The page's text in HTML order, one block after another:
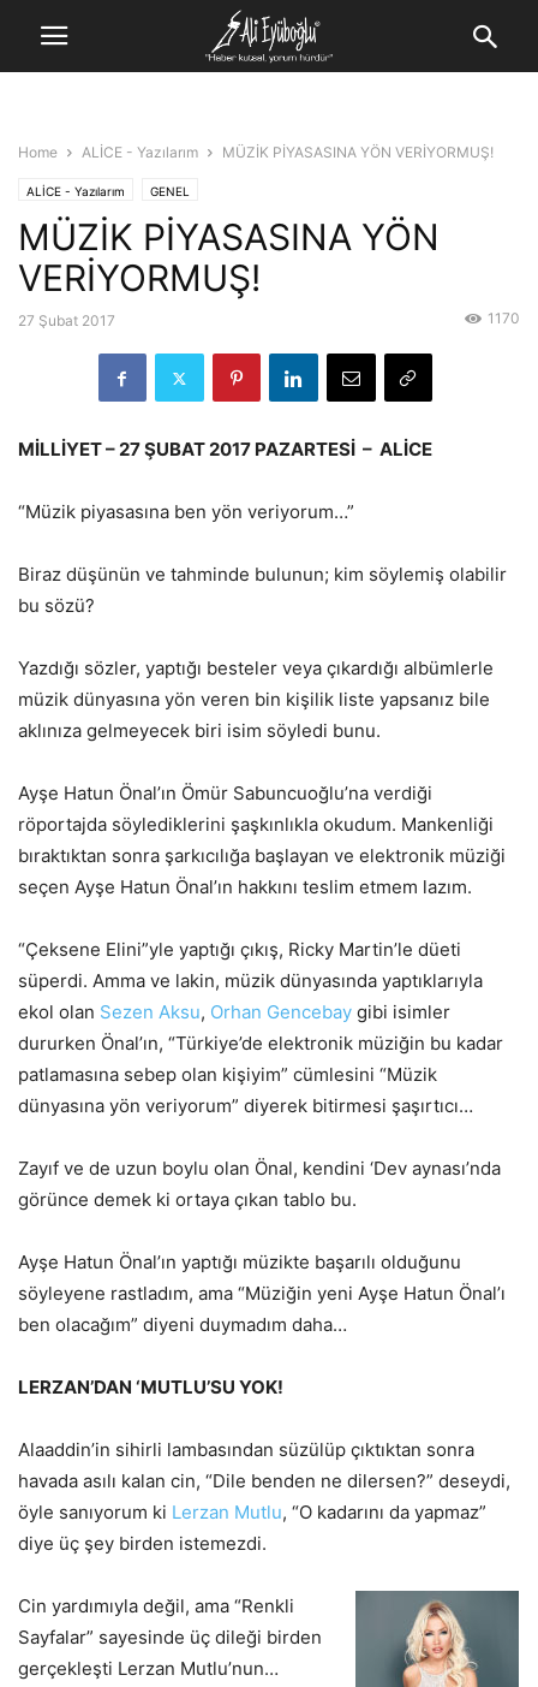
Home ALİCE - Yazılarım MÜZİK PİYASASINA YÖN VERİYORMUŞ!
ALİCE - Yazılarım GENEL
MÜZİK PİYASASINA YÖN
VERİYORMUŞ!
27 Şubat 2017 1170
MİLLİYET – 27 ŞUBAT 2017 PAZARTESİ – ALİCE
“Müzik piyasasına ben yön veriyorum…”
Biraz düşünün ve tahminde bulunun; kim söylemiş olabilir
bu sözü?
Yazdığı sözler, yaptığı besteler veya çıkardığı albümlerle
müzik dünyasına yön veren bin kişilik liste yapsanız bile
aklınıza gelmeyecek biri isim söyledi bunu.
Ayşe Hatun Önal’ın Ömür Sabuncuoğlu’na verdiği
röportajda söylediklerini şaşkınlıkla okudum. Mankenliği
bıraktıktan sonra şarkıcılığa başlayan ve elektronik müziği
seçen Ayşe Hatun Önal’ın hakkını teslim etmem lazım.
“Çeksene Elini”yle yaptığı çıkış, Ricky Martin’le düeti
süperdi. Amma ve lakin, müzik dünyasında yaptıklarıyla
ekol olan Sezen Aksu, Orhan Gencebay gibi isimler
dururken Önal’ın, “Türkiye’de elektronik müziğin bu kadar
patlamasına sebep olan kişiyim” cümlesini “Müzik
dünyasına yön veriyorum” diyerek bitirmesi şaşırtıcı…
Zayıf ve de uzun boylu olan Önal, kendini ‘Dev aynası’nda
görünce demek ki ortaya çıkan tablo bu.
Ayşe Hatun Önal’ın yaptığı müzikte başarılı olduğunu
söyleyene rastladım, ama “Müziğin yeni Ayşe Hatun Önal’ı
ben olacağım” diyeni duymadım daha…
LERZAN’DAN ‘MUTLU’SU YOK!
Alaaddin’in sihirli lambasından süzülüp çıktıktan sonra
havada asılı kalan cin, “Dile benden ne dilersen?” deseydi,
öyle sanıyorum ki Lerzan Mutlu, “O kadarını da yapmaz”
diye üç şey birden istemezdi.
Cin yardımıyla değil, ama “Renkli
Sayfalar” sayesinde üç dileği birden
gerçekleşti Lerzan Mutlu’nun…